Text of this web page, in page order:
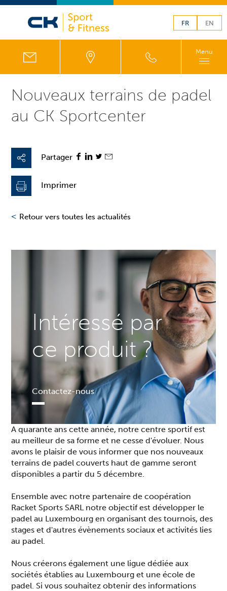
FR EN
Menu
Nouveaux terrains de padel
au CK Sportcenter
Partager
Imprimer
< Retour vers toutes les actualités
Intéressé par
ce produit ?
Contactez-nous
A quarante ans cette année, notre centre sportif est
au meilleur de sa forme et ne cesse d'évoluer. Nous
avons le plaisir de vous informer que nos nouveaux
terrains de padel couverts haut de gamme seront
disponibles a partir du 5 décembre.
Ensemble avec notre partenaire de coopération
Racket Sports SARL notre objectif est développer le
padel au Luxembourg en organisant des tournois, des
stages et d'autres évènements sociaux et activités lies
au padel.
Nous créerons également une ligue dédiée aux
sociétés établies au Luxembourg et une école de
padel. Si vous souhaitez obtenir des informations